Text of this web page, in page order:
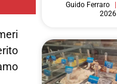
Guido Ferraro
2026